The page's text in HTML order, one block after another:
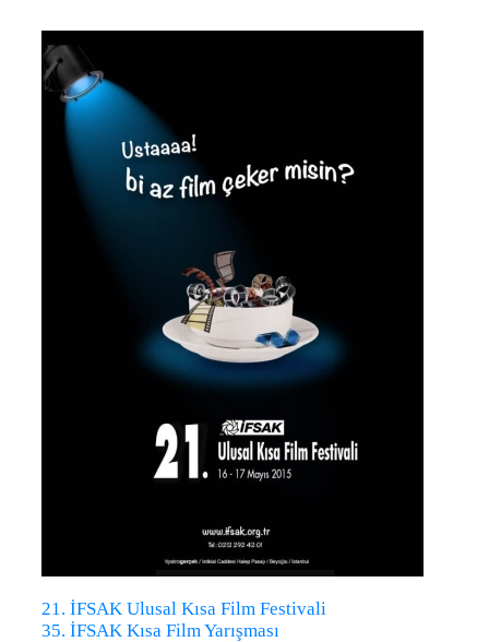
21. İFSAK Ulusal Kısa Film Festivali
35. İFSAK Kısa Film Yarışması